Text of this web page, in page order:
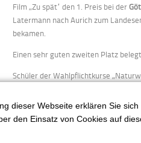
Film „Zu spät“ den 1. Preis bei der
Latermann nach Aurich zum
bekamen.
Einen sehr guten zweiten Platz
Schüler der Wahlpflichtkurse
Preis in den Geo- und
Ehrling aus der Klasse 10c. Das
Viele Schülerinnen und Schüler
dieser Webseite erklären Sie
den Einsatz von Cookies auf